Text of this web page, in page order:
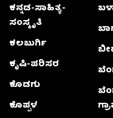
ಕನ್ನಡ-ಸಾಹಿತ್ಯ-
ಸಂಸ್ಕೃತಿ
ಕಲಬುರ್ಗಿ
ಕೃಷಿ-ಪರಿಸರ
ಕೊಡಗು
ಕೊಪ್ಪಳ